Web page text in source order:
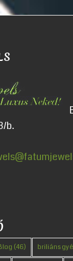
b.
(46) briliáns